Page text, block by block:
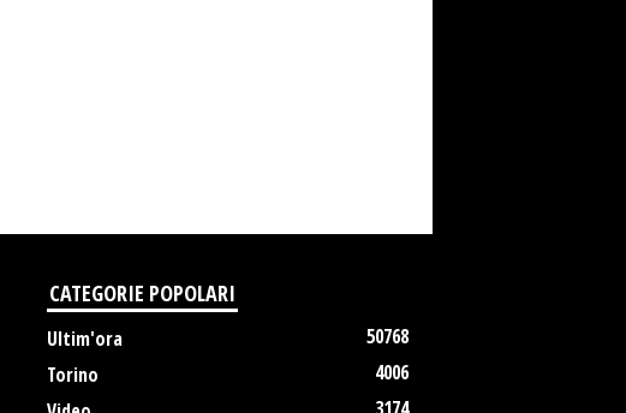
CATEGORIE POPOLARI
Ultim'ora
50768
Torino
4006